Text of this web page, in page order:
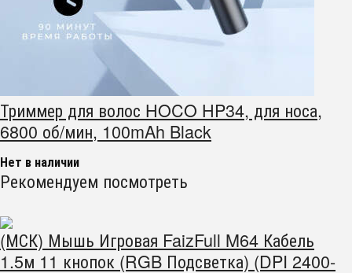
Триммер для волос HOCO HP34, для носа,
6800 об/мин, 100mAh Black
Нет в наличии
Рекомендуем посмотреть
(МСК) Мышь Игровая FaizFull M64 Кабель
1.5м 11 кнопок (RGB Подсветка) (DPI 2400-